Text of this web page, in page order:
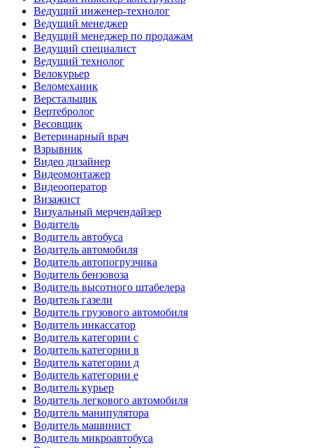
Ведущий инженер-технолог
Ведущий менеджер
Ведущий менеджер по продажам
Ведущий специалист
Ведущий технолог
Велокурьер
Веломеханик
Верстальщик
Вертебролог
Весовщик
Ветеринарный врач
Взрывник
Видео дизайнер
Видеомонтажер
Видеооператор
Визажист
Визуальный мерчендайзер
Водитель
Водитель автобуса
Водитель автомобиля
Водитель автопогрузчика
Водитель бензовоза
Водитель высотного штабелера
Водитель газели
Водитель грузового автомобиля
Водитель инкассатор
Водитель категории c
Водитель категории в
Водитель категории д
Водитель категории е
Водитель курьер
Водитель легкового автомобиля
Водитель манипулятора
Водитель машинист
Водитель микроавтобуса